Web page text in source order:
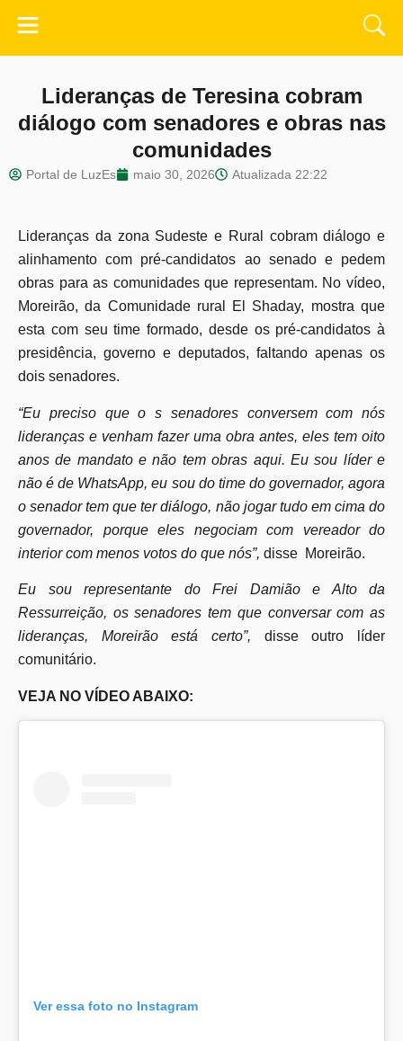
Lideranças de Teresina cobram
diálogo com senadores e obras nas
comunidades
Portal de LuzEs maio 30, 2026 Atualizada 22:22
Lideranças da zona Sudeste e Rural cobram diálogo e
alinhamento com pré-candidatos ao senado e pedem
obras para as comunidades que representam. No vídeo,
Moreirão, da Comunidade rural El Shaday, mostra que
esta com seu time formado, desde os pré-candidatos à
presidência, governo e deputados, faltando apenas os
dois senadores.
“Eu preciso que o s senadores conversem com nós
lideranças e venham fazer uma obra antes, eles tem oito
anos de mandato e não tem obras aqui. Eu sou líder e
não é de WhatsApp, eu sou do time do governador, agora
o senador tem que ter diálogo, não jogar tudo em cima do
governador, porque eles negociam com vereador do
interior com menos votos do que nós”, disse Moreirão.
Eu sou representante do Frei Damião e Alto da
Ressurreição, os senadores tem que conversar com as
lideranças, Moreirão está certo”, disse outro líder
comunitário.
VEJA NO VÍDEO ABAIXO:
Ver essa foto no Instagram